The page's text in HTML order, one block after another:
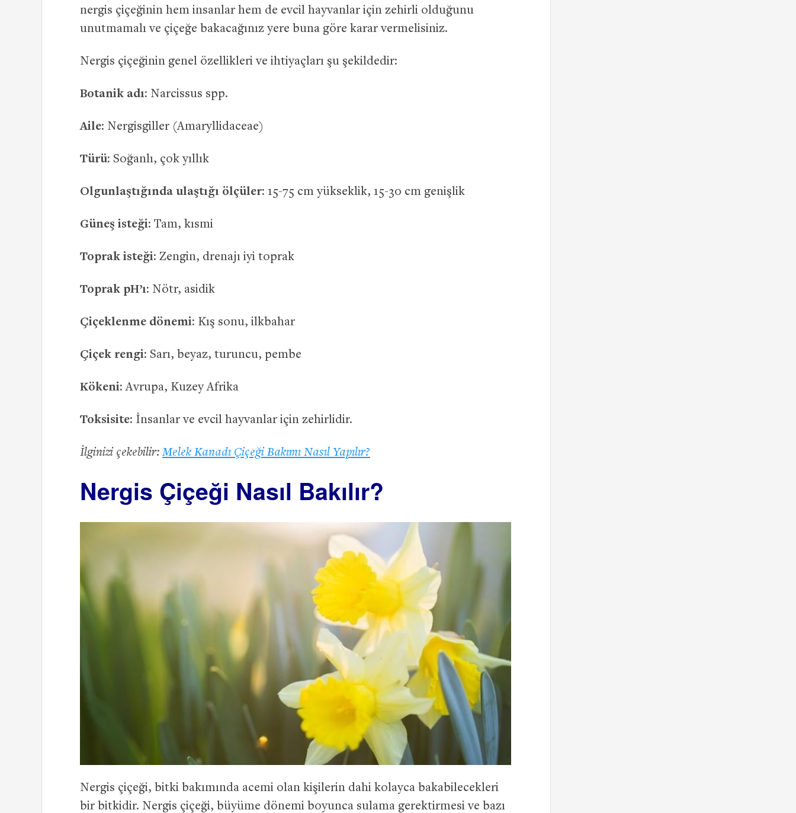
nergis çiçeğinin hem insanlar hem de evcil hayvanlar için zehirli olduğunu
unutmamalı ve çiçeğe bakacağınız yere buna göre karar vermelisiniz.
Nergis çiçeğinin genel özellikleri ve ihtiyaçları şu şekildedir:
Botanik adı: Narcissus spp.
Aile: Nergisgiller (Amaryllidaceae)
Türü: Soğanlı, çok yıllık
Olgunlaştığında ulaştığı ölçüler: 15-75 cm yükseklik, 15-30 cm genişlik
Güneş isteği: Tam, kısmi
Toprak isteği: Zengin, drenajı iyi toprak
Toprak pH’ı: Nötr, asidik
Çiçeklenme dönemi: Kış sonu, ilkbahar
Çiçek rengi: Sarı, beyaz, turuncu, pembe
Kökeni: Avrupa, Kuzey Afrika
Toksisite: İnsanlar ve evcil hayvanlar için zehirlidir.
İlginizi çekebilir: Melek Kanadı Çiçeği Bakımı Nasıl Yapılır?
Nergis Çiçeği Nasıl Bakılır?
Nergis çiçeği, bitki bakımında acemi olan kişilerin dahi kolayca bakabilecekleri
bir bitkidir. Nergis çiçeği, büyüme dönemi boyunca sulama gerektirmesi ve bazı